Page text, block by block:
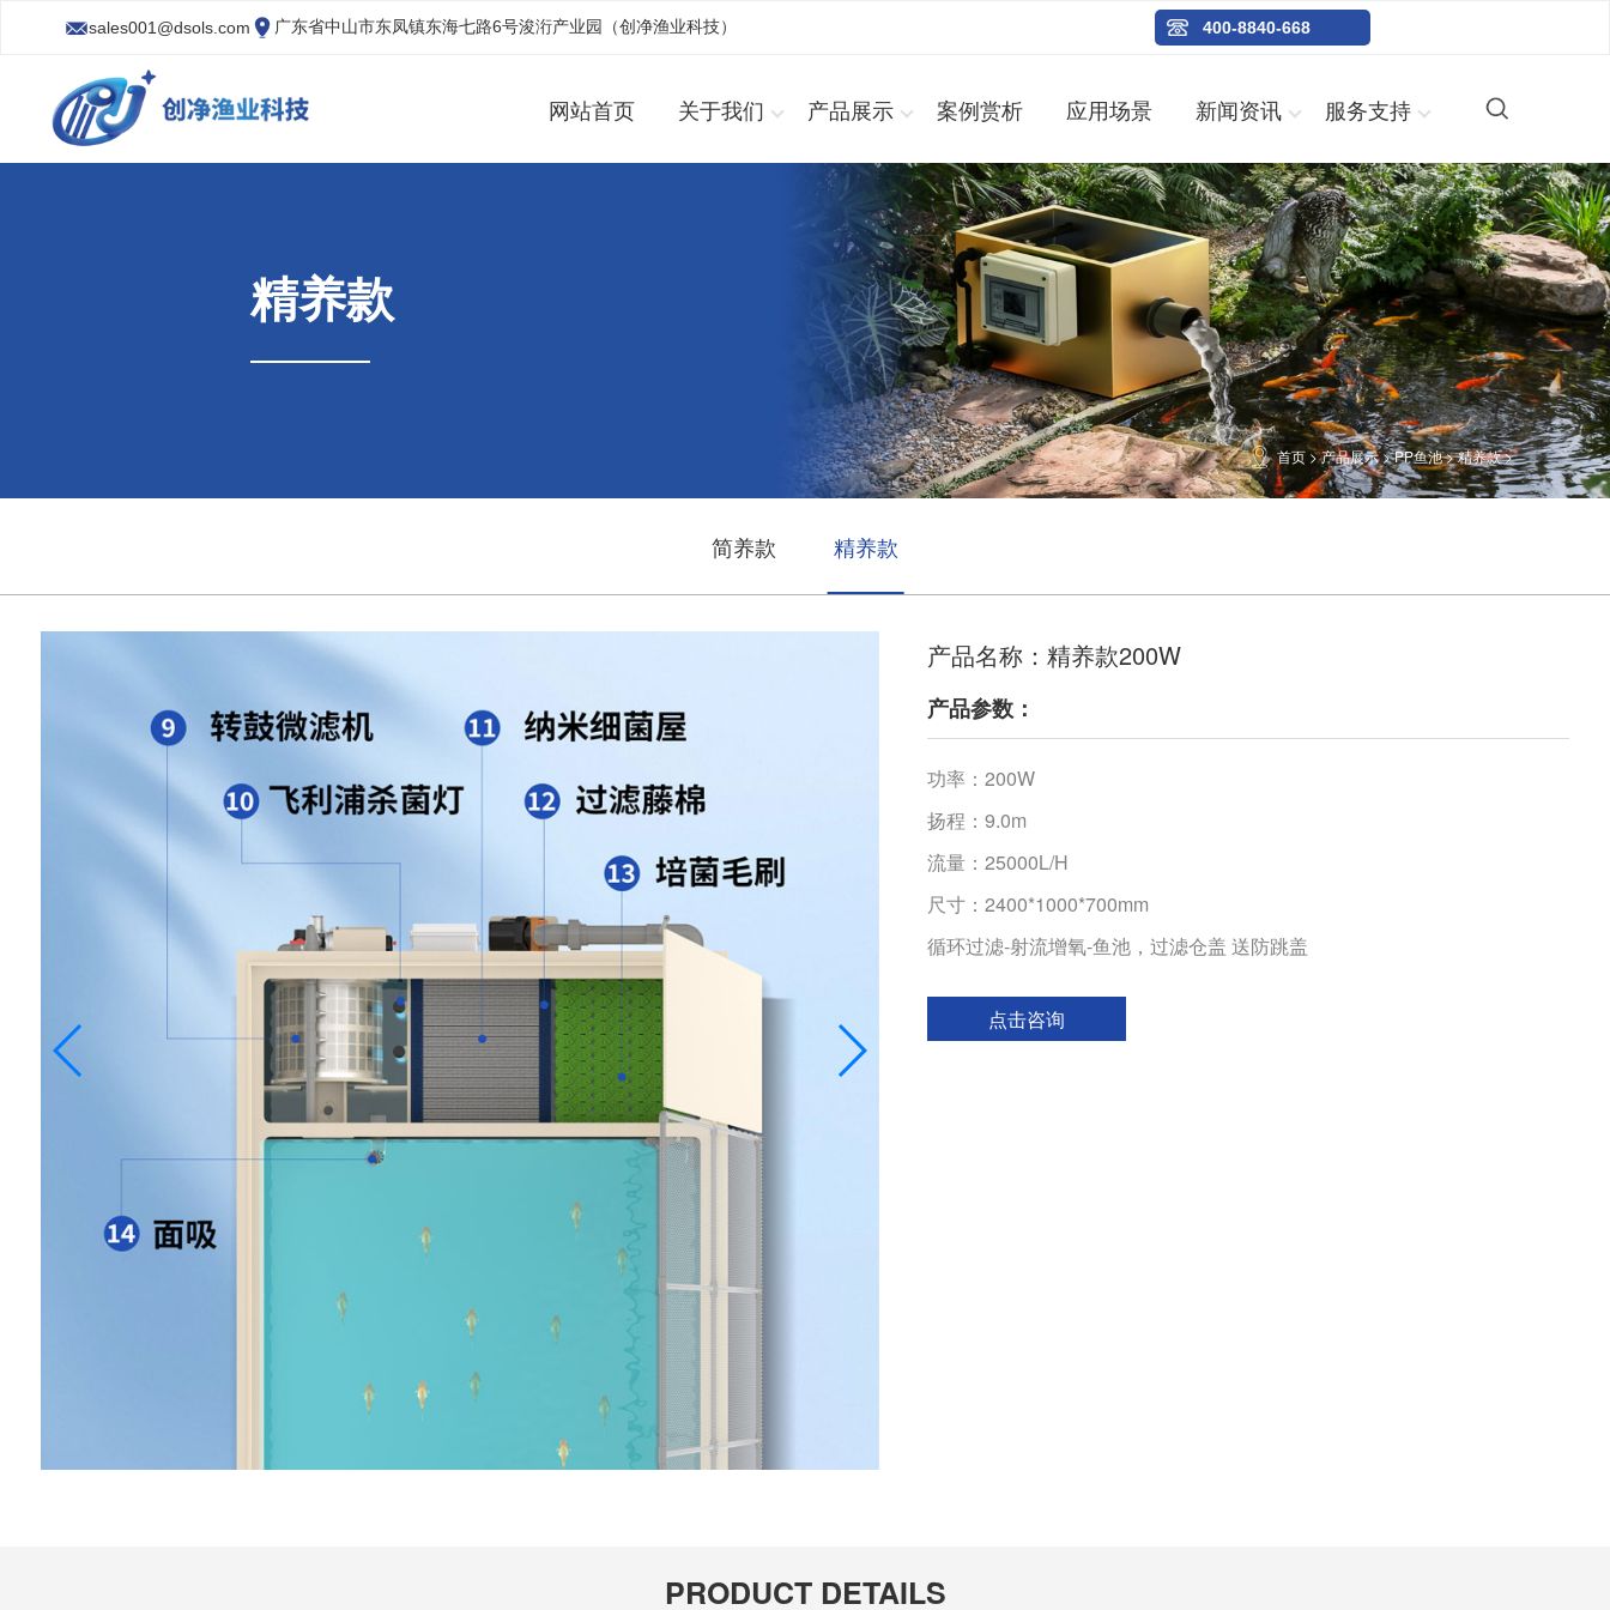
sales001@dsols.com 广东省中山市东凤镇东海七路6号浚洐产业园（创净渔业科技） 400-8840-668
网站首页 关于我们 产品展示 案例赏析 应用场景 新闻资讯 服务支持
精养款
首页>产品展示>PP鱼池>精养款>
简养款 精养款
产品名称：精养款200W
产品参数：
功率：200W
扬程：9.0m
流量：25000L/H
尺寸：2400*1000*700mm
循环过滤-射流增氧-鱼池，过滤仓盖 送防跳盖
点击咨询
PRODUCT DETAILS